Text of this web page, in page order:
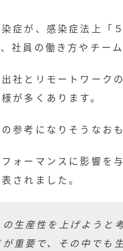
症が、感染症法上「
社員の働き方やチー
社とリモートワーク
が多くあります。
参考になりそうなお
ォーマンスに影響を
されました。
生産性を上げようと
重要で、その中でも